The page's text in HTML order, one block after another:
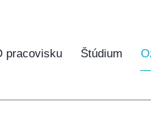
pracovisku Štúdium